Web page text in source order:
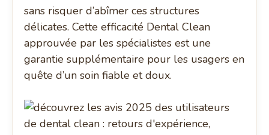
sans risquer d’abîmer ces structures
délicates. Cette efficacité Dental Clean
approuvée par les spécialistes est une
garantie supplémentaire pour les usagers en
quête d’un soin fiable et doux.